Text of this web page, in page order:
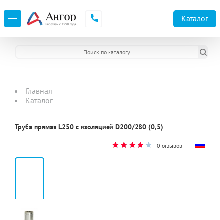
Каталог
Главная
Каталог
Труба прямая L250 с изоляцией D200/280 (0,5)
0 отзывов